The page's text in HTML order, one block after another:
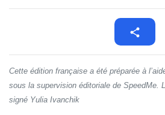
Cette édition française a été préparée à
sous la supervision éditoriale de SpeedMe.
signé Yulia Ivanchik